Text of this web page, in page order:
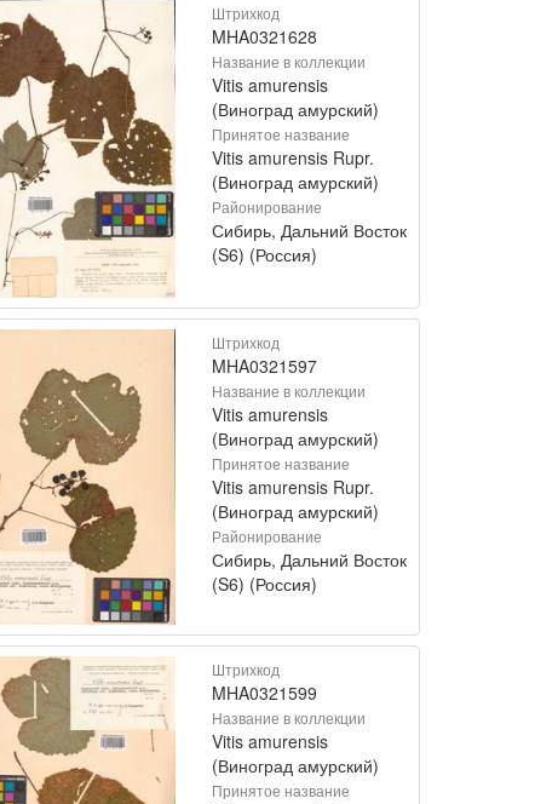
Штрихкод
MHA0321628
Название в коллекции
Vitis amurensis
(Виноград амурский)
Принятое название
Vitis amurensis Rupr.
(Виноград амурский)
Районирование
Сибирь, Дальний Восток
(S6) (Россия)
Штрихкод
MHA0321597
Название в коллекции
Vitis amurensis
(Виноград амурский)
Принятое название
Vitis amurensis Rupr.
(Виноград амурский)
Районирование
Сибирь, Дальний Восток
(S6) (Россия)
Штрихкод
MHA0321599
Название в коллекции
Vitis amurensis
(Виноград амурский)
Принятое название